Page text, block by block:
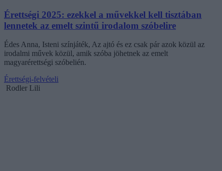
Érettségi 2025: ezekkel a művekkel kell tisztában
lennetek az emelt szintű irodalom szóbelire
Édes Anna, Isteni színjáték, Az ajtó és ez csak pár azok közül az
irodalmi művek közül, amik szóba jöhetnek az emelt
magyarérettségi szóbelién.
Érettségi-felvételi
Rodler Lili